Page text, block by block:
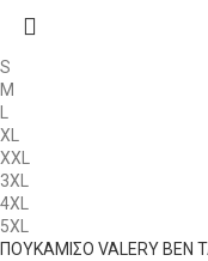
S
M
L
XL
XXL
3XL
4XL
5XL
ΠΟΥΚΑΜΙΣΟ VALERY BEN